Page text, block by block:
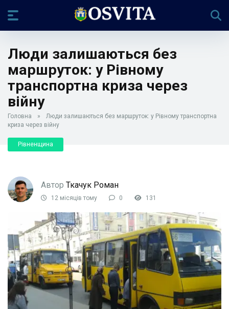
Люди залишаються без
маршруток: у Рівному
транспортна криза через
війну
Головна »
Люди залишаються без маршруток: у Рівному транспортна
криза через війну
Рівненщина
Автор Ткачук Роман
12 місяців тому 0 131